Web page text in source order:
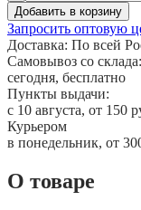
Добавить в корзину
Запросить оптовую
Доставка: По всей
Самовывоз со склада:
сегодня, бесплатно
Пункты выдачи:
c 10 августа, от 150
Курьером
в понедельник, от
О товаре